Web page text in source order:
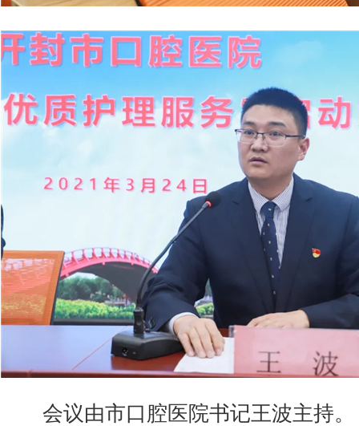
会议由市口腔医院书记王波主持。